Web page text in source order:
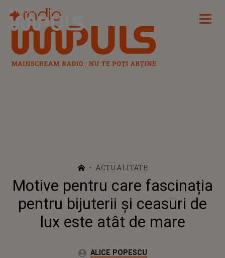
Radio Impuls
ACTUALITATE
Motive pentru care fascinația
pentru bijuterii și ceasuri de
lux este atât de mare
Autor:ALICE POPESCU